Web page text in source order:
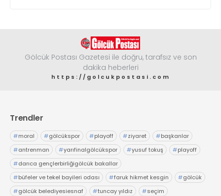
Gölcük Postası Gazetesi ile doğru, tarafsız ve son
dakika heberleri
https://golcukpostasi.com
Trendler
#moral #gölcükspor #playoff #ziyaret #başkanlar
#antrenman #yarıfinalgölcükspor #yusuf tokuş #playoff
#darıca gençlerbirliğigölcük bakallar
#büfeler ve tekel bayileri odası #faruk hikmet kesgin #gölcük
#gölcük belediyesiesnaf #tuncay yıldız #seçim